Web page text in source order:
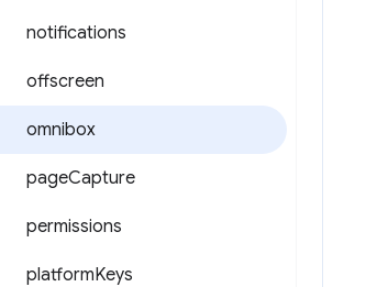
notifications
offscreen
omnibox
pageCapture
permissions
platformKeys